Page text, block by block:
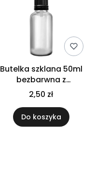
Butelka szklana 50ml
bezbarwna z
kroplomierzem
czarnym
2,50 zł
Do koszyka